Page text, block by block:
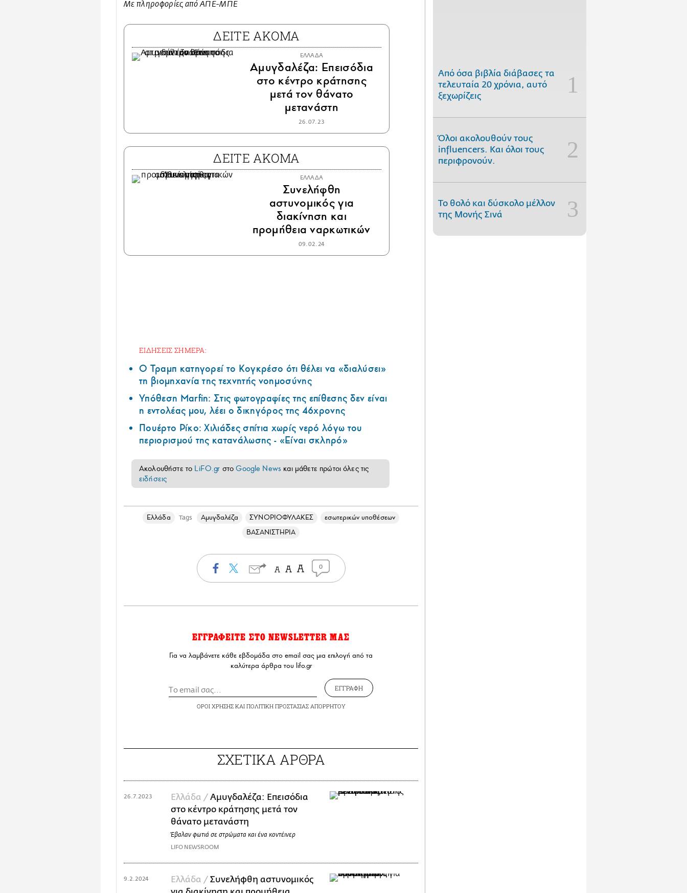
Με πληροφορίες από ΑΠΕ-ΜΠΕ
ΔΕΙΤΕ ΑΚΟΜΑ
ΕΛΛΑΔΑ
Αμυγδαλέζα: Επεισόδια
στο κέντρο κράτησης
μετά τον θάνατο
μετανάστη
26.07.23
ΔΕΙΤΕ ΑΚΟΜΑ
ΕΛΛΑΔΑ
Συνελήφθη
αστυνομικός για
διακίνηση και
προμήθεια ναρκωτικών
09.02.24
ΕΙΔΗΣΕΙΣ ΣΗΜΕΡΑ:
Ο Τραμπ κατηγορεί το Κογκρέσο ότι θέλει να «διαλύσει»
τη βιομηχανία της τεχνητής νοημοσύνης
Υπόθεση Marfin: Στις φωτογραφίες της επίθεσης δεν είναι
η εντολέας μου, λέει ο δικηγόρος της 46χρονης
Πουέρτο Ρίκο: Χιλιάδες σπίτια χωρίς νερό λόγω του
περιορισμού της κατανάλωσης - «Είναι σκληρό»
Ακολουθήστε το LiFO.gr στοGoogle News και μάθετε πρώτοι όλες τις
ειδήσεις
Ελλάδα Tags Αμυγδαλέζα ΣΥΝΟΡΙΟΦΥΛΑΚΕΣ
εσωτερικών υποθέσεων
ΒΑΣΑΝΙΣΤΗΡΙΑ
0
ΕΓΓΡΑΦΕΙΤΕ ΣΤΟ NEWSLETTER ΜΑΣ
Για να λαμβάνετε κάθε εβδομάδα στο email σας μια επιλογή από τα
καλύτερα άρθρα του lifo.gr
ΕΓΓΡΑΦΗ
ΟΡΟΙ ΧΡΗΣΗΣΚΑΙ ΠΟΛΙΤΙΚΗ ΠΡΟΣΤΑΣΙΑΣ ΑΠΟΡΡΗΤΟΥ
ΣΧΕΤΙΚΑ ΑΡΘΡΑ
Ελλάδα /Αμυγδαλέζα: Επεισόδια
στο κέντρο κράτησης μετά τον
θάνατο μετανάστη
Έβαλαν φωτιά σε στρώματα και ένα κοντέινερ
LIFO NEWSROOM
26.7.2023
Ελλάδα /Συνελήφθη αστυνομικός
9.2.2024
Από όσα βιβλία διάβασες τα
τελευταία 20 χρόνια, αυτό
ξεχωρίζεις
Όλοι ακολουθούν τους
influencers. Και όλοι τους
περιφρονούν.
Το θολό και δύσκολο μέλλον
της Μονής Σινά